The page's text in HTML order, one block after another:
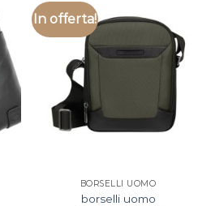
In offerta!
BORSELLI UOMO
borselli uomo